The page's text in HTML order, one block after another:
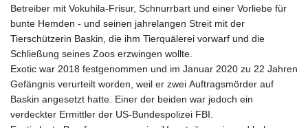
Betreiber mit Vokuhila-Frisur, Schnurrbart und einer Vorliebe für
bunte Hemden - und seinen jahrelangen Streit mit der
Tierschützerin Baskin, die ihm Tierquälerei vorwarf und die
Schließung seines Zoos erzwingen wollte.
Exotic war 2018 festgenommen und im Januar 2020 zu 22 Jahren
Gefängnis verurteilt worden, weil er zwei Auftragsmörder auf
Baskin angesetzt hatte. Einer der beiden war jedoch ein
verdeckter Ermittler der US-Bundespolizei FBI.